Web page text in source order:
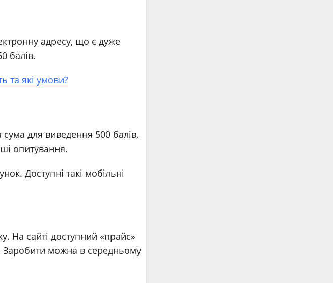
адресу, що є дуже
балів.
та які умови?
для виведення 500 балів,
опитування.
Доступні такі мобільні
На сайті доступний «прайс»
Заробити можна в середньому